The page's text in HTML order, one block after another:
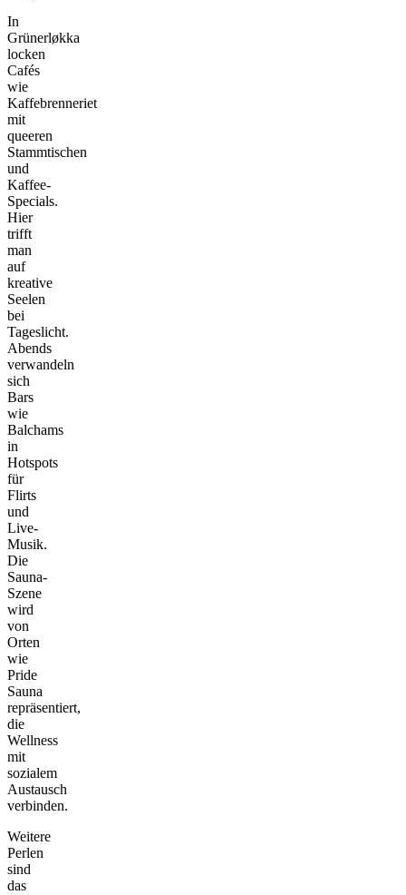
In
Grünerløkka
locken
Cafés
wie
Kaffebrenneriet
mit
queeren
Stammtischen
und
Kaffee-
Specials.
Hier
trifft
man
auf
kreative
Seelen
bei
Tageslicht.
Abends
verwandeln
sich
Bars
wie
Balchams
in
Hotspots
für
Flirts
und
Live-
Musik.
Die
Sauna-
Szene
wird
von
Orten
wie
Pride
Sauna
repräsentiert,
die
Wellness
mit
sozialem
Austausch
verbinden.
Weitere
Perlen
sind
das